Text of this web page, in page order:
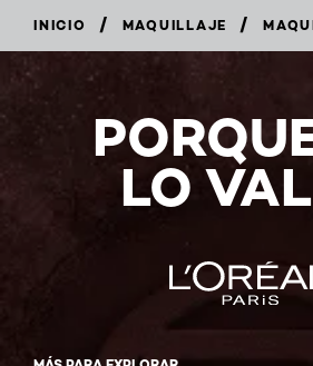
INICIO / MAQUILLAJE /
LO